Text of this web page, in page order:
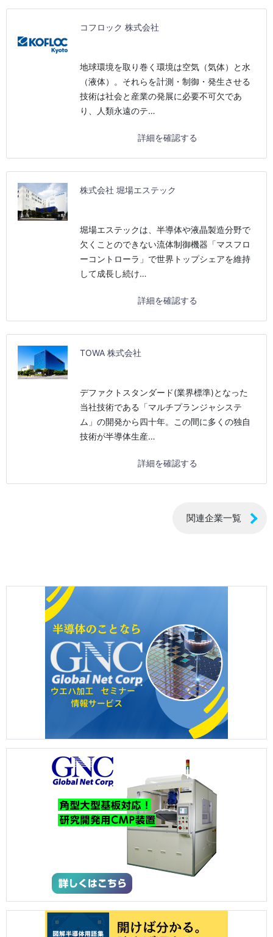
コフロック 株式会社
地球環境を取り巻く環境は空気（気体）と水
（液体）。それらを計測・制御・発生させる
技術は社会と産業の発展に必要不可欠であ
り、人類永遠のテ…
詳細を確認する
株式会社 堀場エステック
堀場エステックは、半導体や液晶製造分野で
欠くことのできない流体制御機器「マスフロ
ーコントローラ」で世界トップシェアを維持
して成長し続け…
詳細を確認する
TOWA 株式会社
デファクトスタンダード(業界標準)となった
当社技術である「マルチプランジャシステ
ム」の開発から四十年。この間に多くの独自
技術が半導体生産…
詳細を確認する
関連企業一覧